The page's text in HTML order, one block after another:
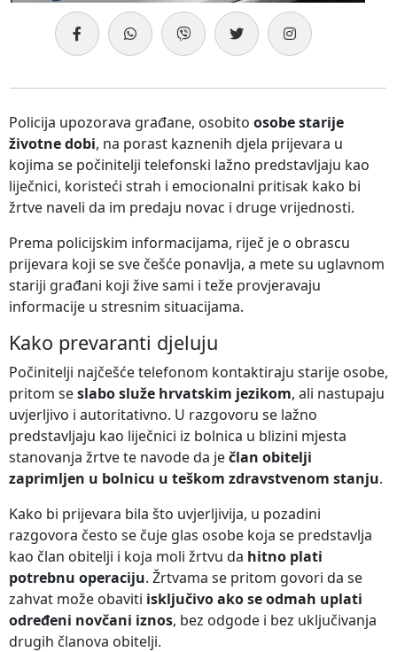
Policija upozorava građane, osobito osobe starije
životne dobi, na porast kaznenih djela prijevara u
kojima se počinitelji telefonski lažno predstavljaju kao
liječnici, koristeći strah i emocionalni pritisak kako bi
žrtve naveli da im predaju novac i druge vrijednosti.
Prema policijskim informacijama, riječ je o obrascu
prijevara koji se sve češće ponavlja, a mete su uglavnom
stariji građani koji žive sami i teže provjeravaju
informacije u stresnim situacijama.
Kako prevaranti djeluju
Počinitelji najčešće telefonom kontaktiraju starije osobe,
pritom seslabo služe hrvatskim jezikom, ali nastupaju
uvjerljivo i autoritativno. U razgovoru se lažno
predstavljaju kao liječnici iz bolnica u blizini mjesta
stanovanja žrtve te navode da ječlan obitelji
zaprimljen u bolnicu u teškom zdravstvenom stanju.
Kako bi prijevara bila što uvjerljivija, u pozadini
razgovora često se čuje glas osobe koja se predstavlja
kao član obitelji i koja moli žrtvu da hitno plati
potrebnu operaciju. Žrtvama se pritom govori da se
zahvat može obaviti isključivo ako se odmah uplati
određeni novčani iznos, bez odgode i bez uključivanja
drugih članova obitelji.